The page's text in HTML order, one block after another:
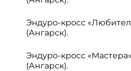
Эндуро-кросс
(Ангарск).
Эндуро-кросс
(Ангарск).